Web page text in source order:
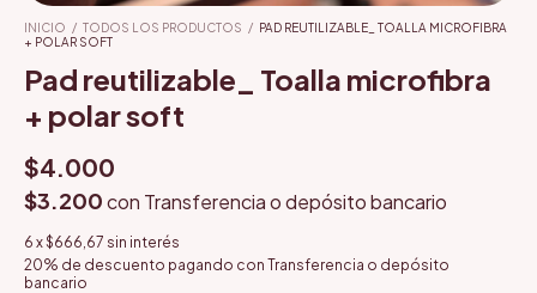
INICIO / TODOS LOS PRODUCTOS / PAD REUTILIZABLE_ TOALLA MICROFIBRA
+ POLAR SOFT
Pad reutilizable_ Toalla microfibra
+ polar soft
$4.000
$3.200con Transferencia o depósito bancario
6 x$666,67 sin interés
20% de descuento pagando con Transferencia o depósito
bancario